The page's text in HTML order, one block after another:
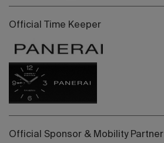
Official Time Keeper
Official Sponsor & Mobility Partner